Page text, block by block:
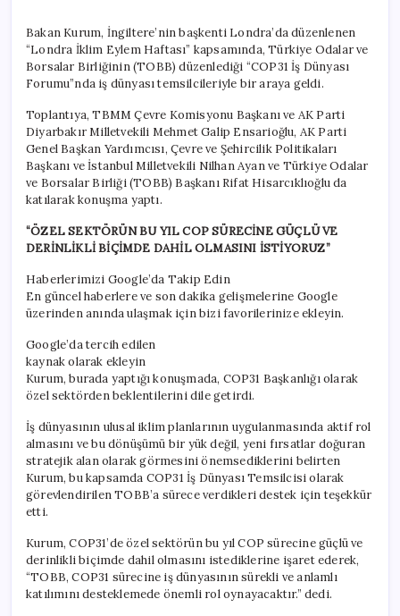
Dünyası
Forumu’nda
konuştu
için
Bakan Kurum, İngiltere’nin başkenti Londra’da düzenlenen
“Londra İklim Eylem Haftası” kapsamında, Türkiye Odalar ve
Borsalar Birliğinin (TOBB) düzenlediği “COP31 İş Dünyası
Forumu”nda iş dünyası temsilcileriyle bir araya geldi.
Toplantıya, TBMM Çevre Komisyonu Başkanı ve AK Parti
Diyarbakır Milletvekili Mehmet Galip Ensarioğlu, AK Parti
Genel Başkan Yardımcısı, Çevre ve Şehircilik Politikaları
Başkanı ve İstanbul Milletvekili Nilhan Ayan ve Türkiye Odalar
ve Borsalar Birliği (TOBB) Başkanı Rifat Hisarcıklıoğlu da
katılarak konuşma yaptı.
“ÖZEL SEKTÖRÜN BU YIL COP SÜRECİNE GÜÇLÜ VE
DERİNLİKLİ BİÇİMDE DAHİL OLMASINI İSTİYORUZ”
Haberlerimizi Google’da Takip Edin
En güncel haberlere ve son dakika gelişmelerine Google
üzerinden anında ulaşmak için bizi favorilerinize ekleyin.
Google’da tercih edilen
kaynak olarak ekleyin
Kurum, burada yaptığı konuşmada, COP31 Başkanlığı olarak
özel sektörden beklentilerini dile getirdi.
İş dünyasının ulusal iklim planlarının uygulanmasında aktif rol
almasını ve bu dönüşümü bir yük değil, yeni fırsatlar doğuran
stratejik alan olarak görmesini önemsediklerini belirten
Kurum, bu kapsamda COP31 İş Dünyası Temsilcisi olarak
görevlendirilen TOBB’a sürece verdikleri destek için teşekkür
etti.
Kurum, COP31’de özel sektörün bu yıl COP sürecine güçlü ve
derinlikli biçimde dahil olmasını istediklerine işaret ederek,
“TOBB, COP31 sürecine iş dünyasının sürekli ve anlamlı
katılımını desteklemede önemli rol oynayacaktır.” dedi.